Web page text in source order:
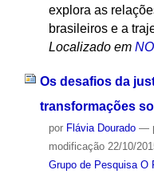
explora as
brasileiros e a
Localizado em
Os desafios da
transformações
por Flávia Dourado —
modificação22/10/
Grupo de Pesquisa O